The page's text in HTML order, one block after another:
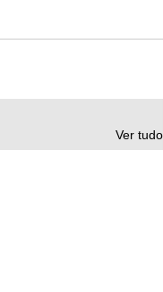
Ver tudo